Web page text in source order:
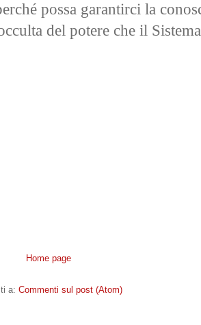
possa garantirci la
del potere che il
Home page
a: Commenti sul post (Atom)